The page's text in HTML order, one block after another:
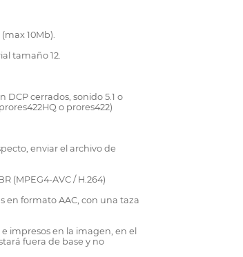
10Mb).
tamaño 12.
DCP cerrados, sonido 5.1 o
o prores422)
enviar el archivo de
(MPEG4-AVC / H.264)
en formato AAC, con una taza
impresos en la imagen, en el
fuera de base y no